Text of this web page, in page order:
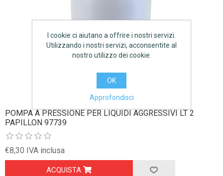
POMPA A PRESSIONE PER LIQUIDI AGGRESSIVI LT 2
PAPILLON 97739
€8,30 IVA inclusa
ACQUISTA
I cookie ci aiutano a offrire i nostri servizi.
Utilizzando i nostri servizi, acconsentite al
nostro utilizzo dei cookie.
OK
Approfondisci